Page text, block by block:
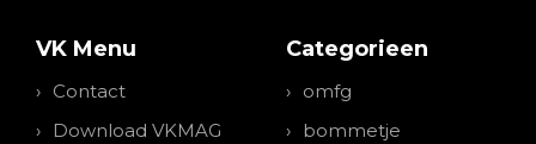
VK Menu
Contact
Download VKMAG
Categorieen
omfg
bommetje